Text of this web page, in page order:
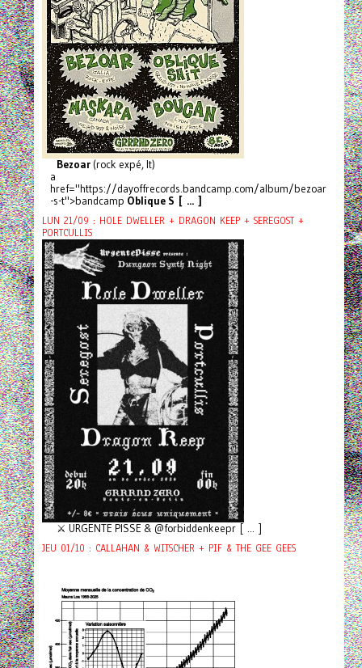
Bezoar(rock expé, It)
a
href="https://dayoffrecords.bandcamp.com/album/bezoar
-s-t">bandcamp Oblique S [ ... ]
LUN 21/09 : HOLE DWELLER + DRAGON KEEP + SEREGOST +
PORTCULLIS
⚔️ URGENTE PISSE & @forbiddenkeepr [ ... ]
JEU 01/10 : CALLAHAN & WITSCHER + PIF & THE GEE GEES